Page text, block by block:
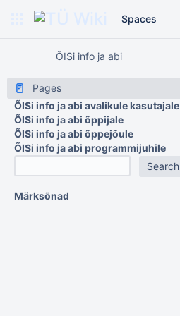
Spaces
ÕISi info ja abi
Pages
ÕISi info ja abi avalikule kasutajale
ÕISi info ja abi õppijale
ÕISi info ja abi õppejõule
ÕISi info ja abi programmijuhile
Märksõnad